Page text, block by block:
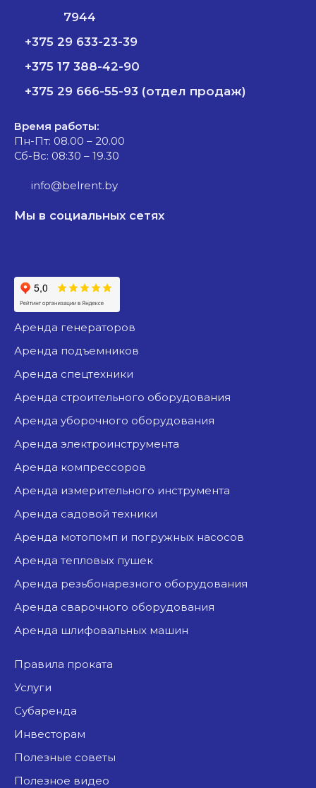
7944
+375 29 633-23-39
+375 17 388-42-90
+375 29 666-55-93 (отдел продаж)
Время работы:
Пн-Пт: 08.00 – 20.00
Сб-Вс: 08:30 – 19.30
info@belrent.by
Мы в социальных сетях
аренда генераторов
аренда подъемников
аренда спецтехники
аренда строительного оборудования
аренда уборочного оборудования
аренда электроинструмента
аренда компрессоров
аренда измерительного инструмента
аренда садовой техники
аренда мотопомп и погружных насосов
аренда тепловых пушек
аренда резьбонарезного оборудования
аренда сварочного оборудования
аренда шлифовальных машин
Правила проката
Услуги
Субаренда
Инвесторам
Полезные советы
Полезное видео